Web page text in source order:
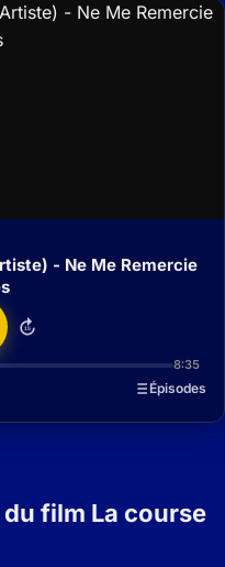
- Ne Me Remercie
15
8:35
Épisodes
du film La course